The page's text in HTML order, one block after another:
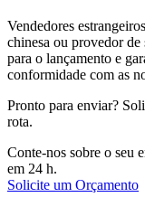
Vendedores
chinesa ou provedor
para o lançamento e
conformidade com as
Pronto para enviar?
rota.
Conte-nos sobre o seu
em 24 h.
Solicite um Orçamento